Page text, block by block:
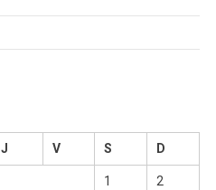
J V S D
1 2